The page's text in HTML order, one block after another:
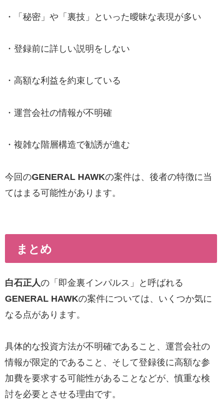
・「秘密」や「裏技」といった曖昧な表現が多い
・登録前に詳しい説明をしない
・高額な利益を約束している
・運営会社の情報が不明確
・複雑な階層構造で勧誘が進む
今回のGENERAL HAWKの案件は、後者の特徴に当
てはまる可能性があります。
まとめ
白石正人の「即金裏インパルス」と呼ばれる
GENERAL HAWKの案件については、いくつか気に
なる点があります。
具体的な投資方法が不明確であること、運営会社の
情報が限定的であること、そして登録後に高額な参
加費を要求する可能性があることなどが、慎重な検
討を必要とさせる理由です。